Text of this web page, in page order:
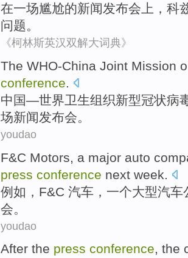
在一场尴尬的新闻发布会上 ，科
问题。
《柯林斯英汉双解大词典》
The WHO-China Joint Mission
conference.
中 国—世界卫生组织新型冠状病
场新闻发布会。
youdao
F&C Motors a major auto
press conference next week
例如 ， F&C 汽车， 一个大型汽车
会 。
youdao
After the press conference, the